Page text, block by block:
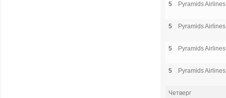
5 Pyramids Airlines
5 Pyramids Airlines
5 Pyramids Airlines
5 Pyramids Airlines
Четверг